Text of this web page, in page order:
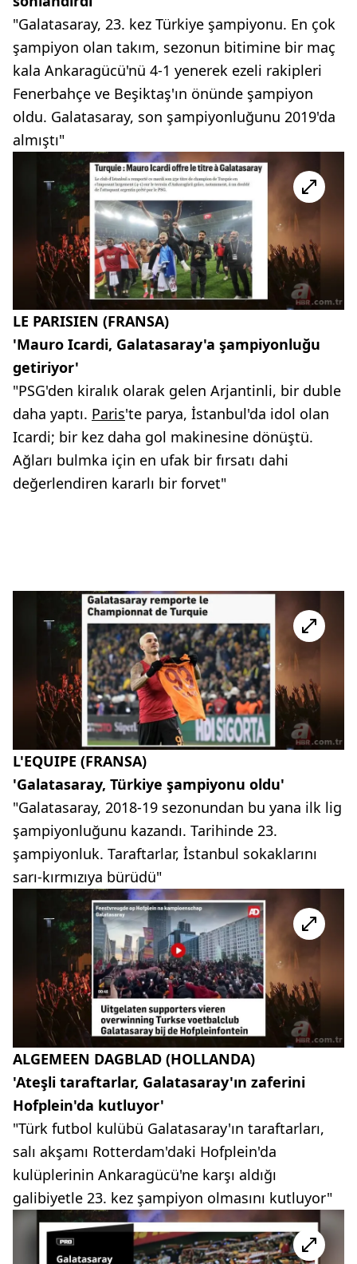
"Galatasaray, 23. kez Türkiye şampiyonu. En çok
şampiyon olan takım, sezonun bitimine bir maç
kala Ankaragücü'nü 4-1 yenerek ezeli rakipleri
Fenerbahçe ve Beşiktaş'ın önünde şampiyon
oldu. Galatasaray, son şampiyonluğunu 2019'da
almıştı"
LE PARISIEN (FRANSA)
'Mauro Icardi, Galatasaray'a şampiyonluğu
getiriyor'
"PSG'den kiralık olarak gelen Arjantinli, bir duble
daha yaptı. Paris'te parya, İstanbul'da idol olan
Icardi; bir kez daha gol makinesine dönüştü.
Ağları bulmka için en ufak bir fırsatı dahi
değerlendiren kararlı bir forvet"
L'EQUIPE (FRANSA)
'Galatasaray, Türkiye şampiyonu oldu'
"Galatasaray, 2018-19 sezonundan bu yana ilk lig
şampiyonluğunu kazandı. Tarihinde 23.
şampiyonluk. Taraftarlar, İstanbul sokaklarını
sarı-kırmızıya bürüdü"
ALGEMEEN DAGBLAD (HOLLANDA)
'Ateşli taraftarlar, Galatasaray'ın zaferini
Hofplein'da kutluyor'
"Türk futbol kulübü Galatasaray'ın taraftarları,
salı akşamı Rotterdam'daki Hofplein'da
kulüplerinin Ankaragücü'ne karşı aldığı
galibiyetle 23. kez şampiyon olmasını kutluyor"